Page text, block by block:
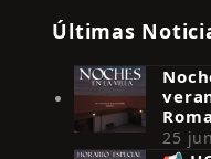
Últimas
25